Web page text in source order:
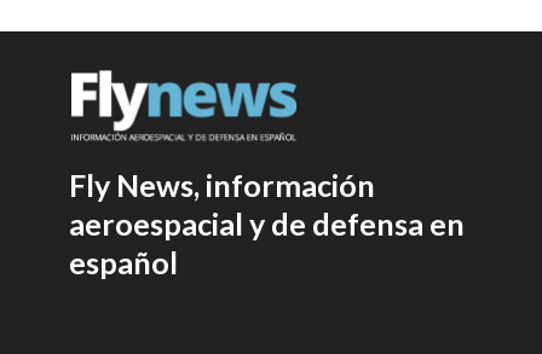
Fly News, información
aeroespacial y de defensa en
español